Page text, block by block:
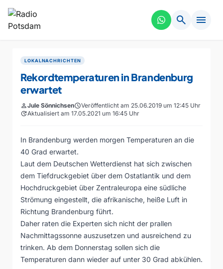
search menu
LOKALNACHRICHTEN
Rekordtemperaturen in Brandenburg
erwartet
personJule SönnichsenscheduleVeröffentlicht am 25.06.2019 um 12:45 Uhr
updateAktualisiert am 17.05.2021 um 16:45 Uhr
In Brandenburg werden morgen Temperaturen an die
40 Grad erwartet.
Laut dem Deutschen Wetterdienst hat sich zwischen
dem Tiefdruckgebiet über dem Ostatlantik und dem
Hochdruckgebiet über Zentraleuropa eine südliche
Strömung eingestellt, die afrikanische, heiße Luft in
Richtung Brandenburg führt.
Daher raten die Experten sich nicht der prallen
Nachmittagssonne auszusetzen und ausreichend zu
trinken. Ab dem Donnerstag sollen sich die
Temperaturen dann wieder auf unter 30 Grad abkühlen.